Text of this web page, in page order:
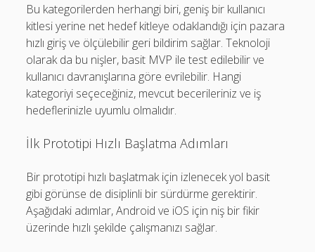
Bu kategorilerden herhangi biri, geniş bir kullanıcı
kitlesi yerine net hedef kitleye odaklandığı için pazara
hızlı giriş ve ölçülebilir geri bildirim sağlar. Teknoloji
olarak da bu nişler, basit MVP ile test edilebilir ve
kullanıcı davranışlarına göre evrilebilir. Hangi
kategoriyi seçeceğiniz, mevcut becerileriniz ve iş
hedeflerinizle uyumlu olmalıdır.
İlk Prototipi Hızlı Başlatma Adımları
Bir prototipi hızlı başlatmak için izlenecek yol basit
gibi görünse de disiplinli bir sürdürme gerektirir.
Aşağıdaki adımlar, Android ve iOS için niş bir fikir
üzerinde hızlı şekilde çalışmanızı sağlar.